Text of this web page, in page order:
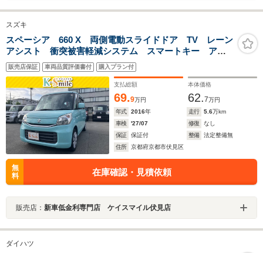
スズキ
スペーシア 660 X 両側電動スライドドア TV レーン
アシスト 衝突被害軽減システム スマートキー アイ
ドリングストップ 電動格納ミラー シートヒーター
ベンチシート CVT 盗難防止システム ABS ESC
販売店保証 車両品質評価書付 購入プラン付
支払総額
69.9万円
本体価格
62.7万円
年式
2016年 走行 5.6万km
車検
'27/07 修復
なし
保証
保証付 整備
法定整備無
住所
京都府京都市伏見区
無
料
在庫確認・見積依頼
販売店： 新車低金利専門店 ケイスマイル伏見店
ダイハツ